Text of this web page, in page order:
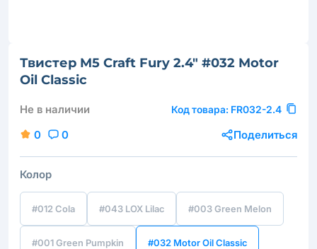
Твистер M5 Craft Fury 2.4" #032 Motor
Oil Classic
Не в наличии Код товара: FR032-2.4
0 0 Поделиться
Колор
#012 Cola #043 LOX Lilac #003 Green Melon
#001 Green Pumpkin #032 Motor Oil Classic